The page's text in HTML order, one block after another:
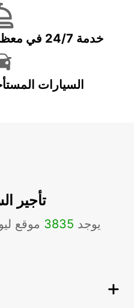
خدمة 24/7 في معظم المطارات الرئيسية
السيارات
تأجير
يوجد 3835 موقع